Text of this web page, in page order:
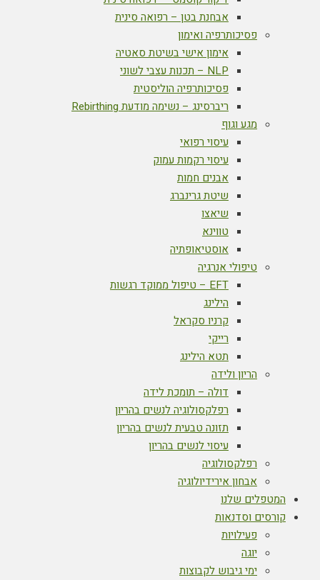
אבחנת בטן – רפואה סינית
פסיכותרפיה ואימון
אימון אישי בשיטת סאטיה
NLP – תכנות עצבי לשוני
פסיכותרפיה הוליסטית
ריברסינג – נשימה מודעת Rebirthing
מגע וגוף
עיסוי רפואי
עיסוי רקמות עמוק
אבנים חמות
שיטת גרינברג
שיאצו
טווינא
אוסטיאופתיה
טיפולי אנרגיה
EFT – טיפול ממוקד רגשות
הילינג
קרניו סקראל
רייקי
תטא הילינג
הריון ולידה
דולה – תומכת לידה
רפלקסולוגיה לנשים בהריון
תזונה טבעית לנשים בהריון
עיסוי לנשים בהריון
רפלקסולוגיה
אבחון אירידיולוגיה
המטפלים שלנו
קורסים וסדנאות
פעילויות
יוגה
ימי גיבוש לקבוצות